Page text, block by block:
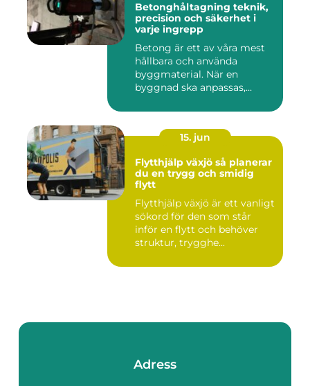
Betonghåltagning teknik,
precision och säkerhet i
varje ingrepp
Betong är ett av våra mest
hållbara och använda
byggmaterial. När en
byggnad ska anpassas,
15. jun
Flytthjälp växjö så planerar
du en trygg och smidig
flytt
Flytthjälp växjö är ett vanligt
sökord för den som står
inför en flytt och behöver
struktur, trygghe...
Adress